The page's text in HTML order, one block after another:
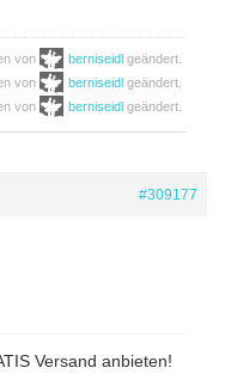
von berniseidl geändert.
von
berniseidl geändert.
von
berniseidl geändert.
#309177
Versand anbieten!